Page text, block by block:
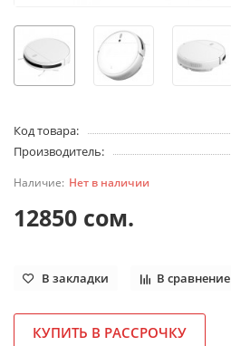
Код товара:
Производитель:
Нет в наличии
12850 сом.
В закладки В сравнение
КУПИТЬ В РАССРОЧКУ